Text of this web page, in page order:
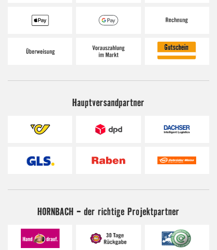
Hauptversandpartner
HORNBACH - der richtige Projektpartner